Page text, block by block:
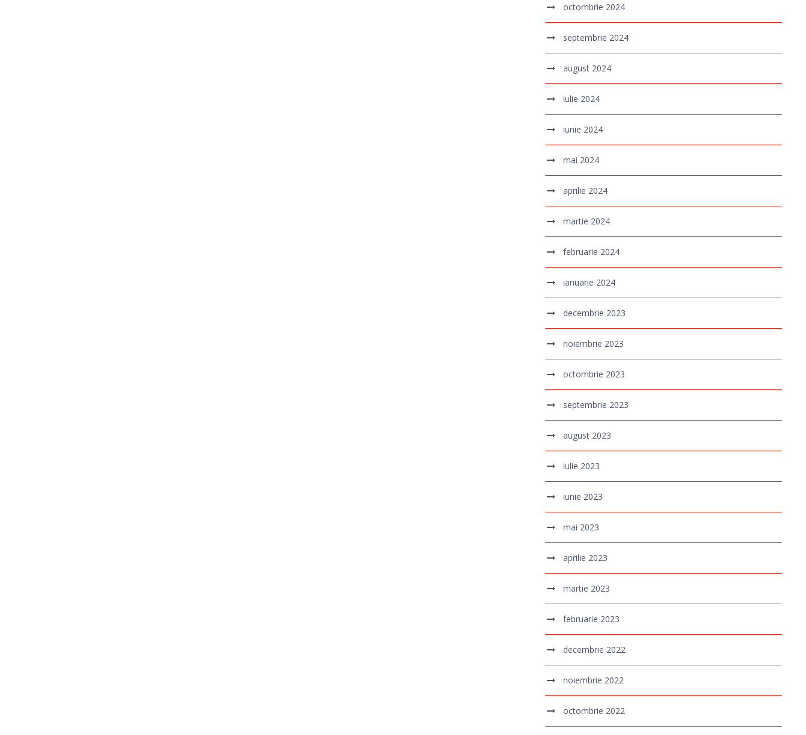
octombrie 2024
septembrie 2024
august 2024
iulie 2024
iunie 2024
mai 2024
aprilie 2024
martie 2024
februarie 2024
ianuarie 2024
decembrie 2023
noiembrie 2023
octombrie 2023
septembrie 2023
august 2023
iulie 2023
iunie 2023
mai 2023
aprilie 2023
martie 2023
februarie 2023
decembrie 2022
noiembrie 2022
octombrie 2022